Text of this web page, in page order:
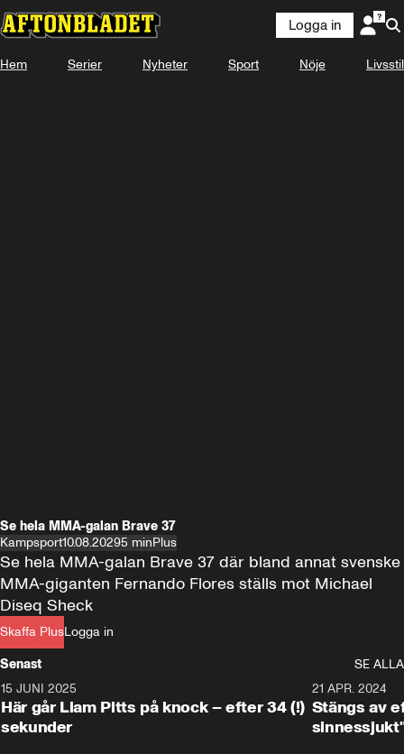
Logga in
Hem Serier Nyheter Sport Nöje Livsstil
Se hela MMA-galan Brave 37
Kampsport10.08.20295 minPlus
Skaffa PlusLogga in
Se hela MMA-galan Brave 37 där bland annat svenske
MMA-giganten Fernando Flores ställs mot Michael
Diseq Sheck
Senast
SE ALLA
15 JUNI 2025
Här går Liam Pitts på knock – efter 34 (!)
sekunder
21 APR. 2024
Stängs av